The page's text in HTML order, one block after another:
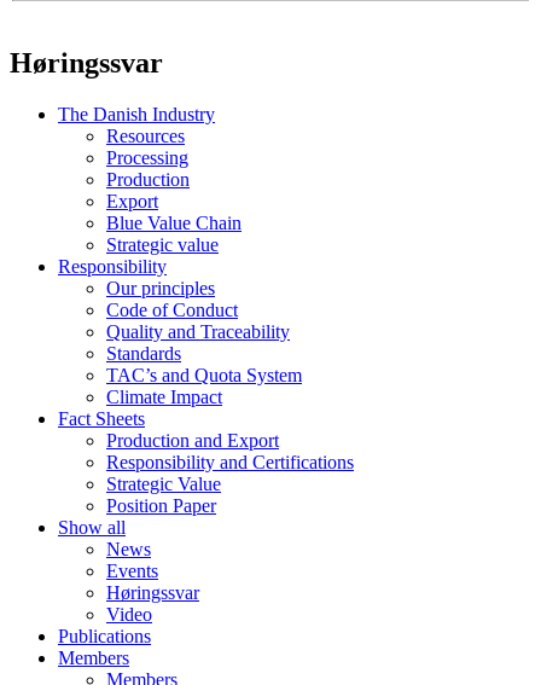
Høringssvar
The Danish Industry
Resources
Processing
Production
Export
Blue Value Chain
Strategic value
Responsibility
Our principles
Code of Conduct
Quality and Traceability
Standards
TAC’s and Quota System
Climate Impact
Fact Sheets
Production and Export
Responsibility and Certifications
Strategic Value
Position Paper
Show all
News
Events
Høringssvar
Video
Publications
Members
Members